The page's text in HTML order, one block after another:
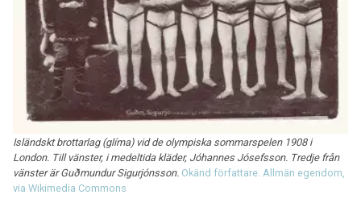
Isländskt brottarlag (glíma) vid de olympiska sommarspelen 1908 i
London. Till vänster, i medeltida kläder, Jóhannes Jósefsson. Tredje från
vänster är Guðmundur Sigurjónsson. Okänd författare. Allmän egendom,
via Wikimedia Commons